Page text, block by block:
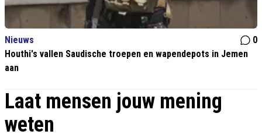
Nieuws
0
Houthi's vallen Saudische troepen en wapendepots in Jemen
aan
Laat mensen jouw mening
weten